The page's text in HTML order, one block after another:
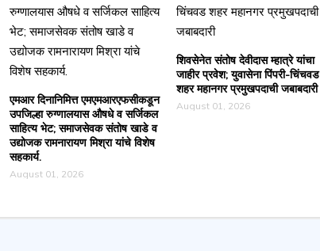
एमआर दिनानिमित्त एमएमआरएफसीकडून
उपजिल्हा रुग्णालयास औषधे व सर्जिकल
साहित्य भेट; समाजसेवक संतोष खाडे व
उद्योजक रामनारायण मिश्रा यांचे विशेष
सहकार्य.
August 01, 2026
शिवसेनेत संतोष देवीदास म्हात्रे यांचा
जाहीर प्रवेश; युवासेना पिंपरी-चिंचवड
शहर महानगर प्रमुखपदाची जबाबदारी
August 01, 2026